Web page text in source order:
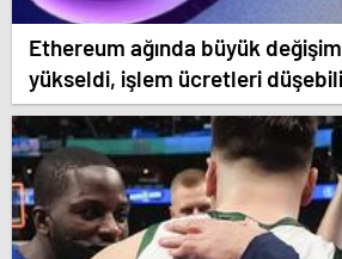
Ethereum ağında büyük
yükseldi, işlem ücretleri